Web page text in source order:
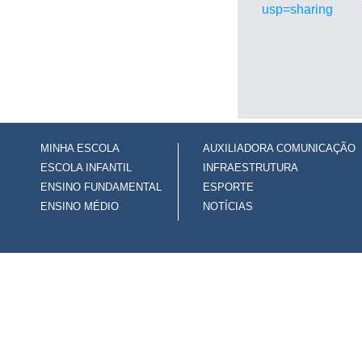
usp=sharing
MINHA ESCOLA
ESCOLA INFANTIL
ENSINO FUNDAMENTAL
ENSINO MÉDIO
AUXILIADORA COMUNICAÇÃO
INFRAESTRUTURA
ESPORTE
NOTÍCIAS